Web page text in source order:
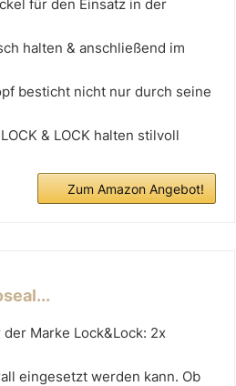
für den Einsatz in der
halten & anschließend im
besticht nicht nur durch seine
& LOCK halten stilvoll
Zum Amazon Angebot!
Marke Lock&Lock: 2x
eingesetzt werden kann. Ob